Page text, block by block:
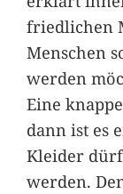
friedlichen
Menschen
werden
Eine
dann ist es
Kleider
werden.